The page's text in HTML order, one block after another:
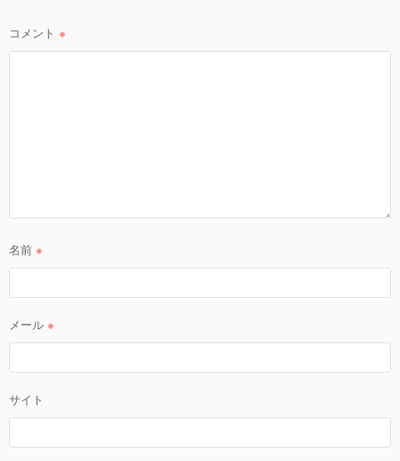
ン
コメント ※
名前 ※
メール ※
サイト